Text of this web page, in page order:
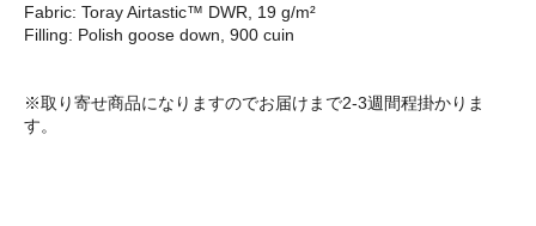
Fabric: Toray Airtastic™ DWR, 19 g/m²
Filling: Polish goose down, 900 cuin
※取り寄せ商品になりますのでお届けまで2-3週間程掛かりま
す。